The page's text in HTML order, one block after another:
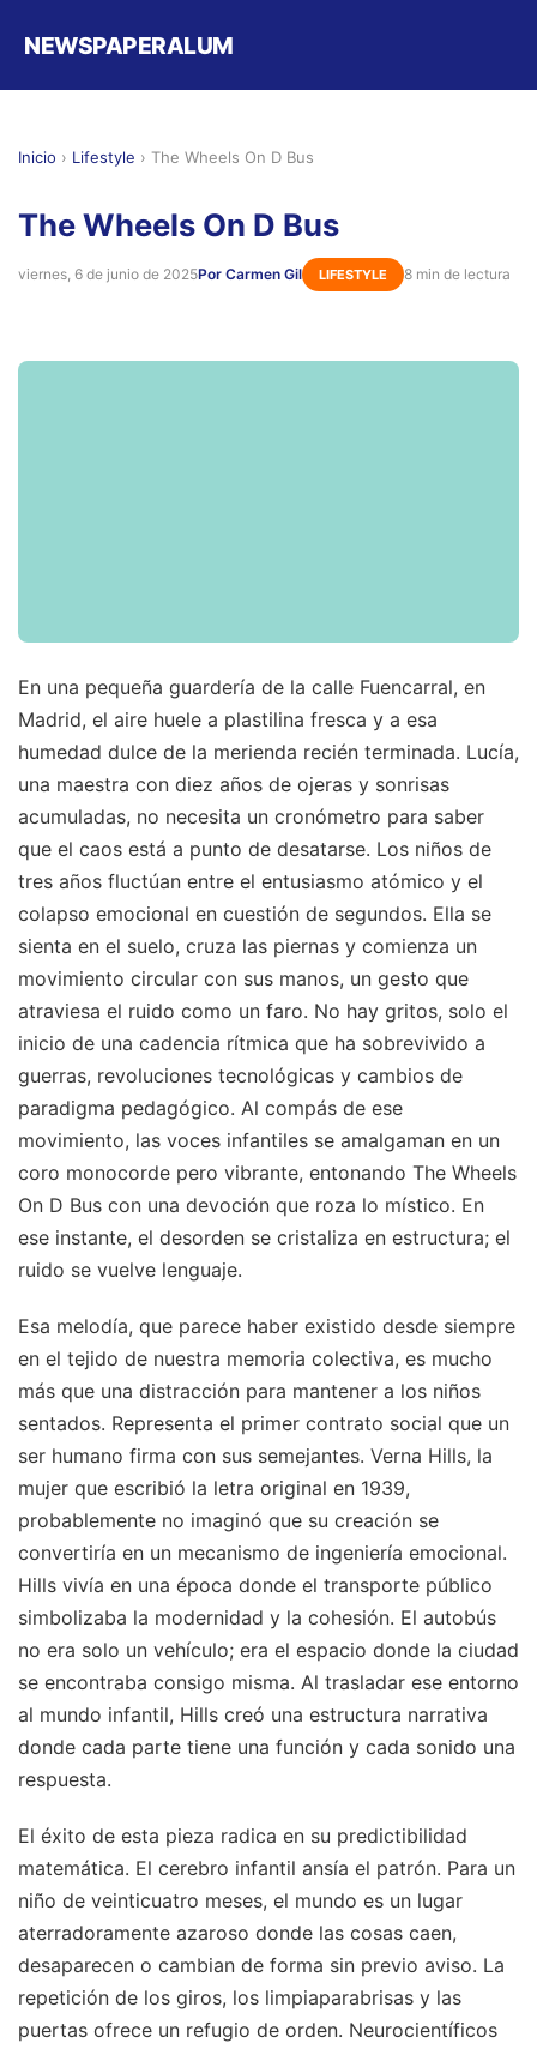
NEWSPAPERALUM
Inicio › Lifestyle › The Wheels On D Bus
The Wheels On D Bus
viernes, 6 de junio de 2025Por Carmen Gil LIFESTYLE 8 min de lectura
En una pequeña guardería de la calle Fuencarral, en
Madrid, el aire huele a plastilina fresca y a esa
humedad dulce de la merienda recién terminada. Lucía,
una maestra con diez años de ojeras y sonrisas
acumuladas, no necesita un cronómetro para saber
que el caos está a punto de desatarse. Los niños de
tres años fluctúan entre el entusiasmo atómico y el
colapso emocional en cuestión de segundos. Ella se
sienta en el suelo, cruza las piernas y comienza un
movimiento circular con sus manos, un gesto que
atraviesa el ruido como un faro. No hay gritos, solo el
inicio de una cadencia rítmica que ha sobrevivido a
guerras, revoluciones tecnológicas y cambios de
paradigma pedagógico. Al compás de ese
movimiento, las voces infantiles se amalgaman en un
coro monocorde pero vibrante, entonando The Wheels
On D Bus con una devoción que roza lo místico. En
ese instante, el desorden se cristaliza en estructura; el
ruido se vuelve lenguaje.
Esa melodía, que parece haber existido desde siempre
en el tejido de nuestra memoria colectiva, es mucho
más que una distracción para mantener a los niños
sentados. Representa el primer contrato social que un
ser humano firma con sus semejantes. Verna Hills, la
mujer que escribió la letra original en 1939,
probablemente no imaginó que su creación se
convertiría en un mecanismo de ingeniería emocional.
Hills vivía en una época donde el transporte público
simbolizaba la modernidad y la cohesión. El autobús
no era solo un vehículo; era el espacio donde la ciudad
se encontraba consigo misma. Al trasladar ese entorno
al mundo infantil, Hills creó una estructura narrativa
donde cada parte tiene una función y cada sonido una
respuesta.
El éxito de esta pieza radica en su predictibilidad
matemática. El cerebro infantil ansía el patrón. Para un
niño de veinticuatro meses, el mundo es un lugar
aterradoramente azaroso donde las cosas caen,
desaparecen o cambian de forma sin previo aviso. La
repetición de los giros, los limpiaparabrisas y las
puertas ofrece un refugio de orden. Neurocientíficos